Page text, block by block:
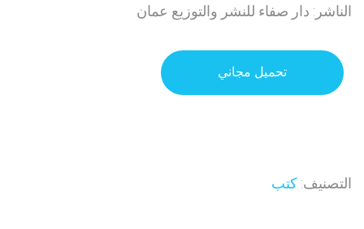
الناشر: دار صفاء للنشر والتوزيع عمان
تحميل مجاني
التصنيف: كتب